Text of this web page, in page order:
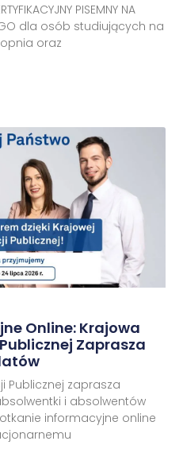
PISEMNY NA
dla osób studiujących na
oraz
Online: Krajowa
Zaprasza
Publicznej zaprasza
i absolwentów
informacyjne online